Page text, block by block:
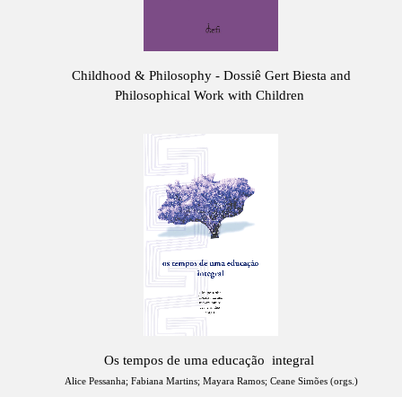
Childhood & Philosophy - Dossiê Gert Biesta and
Philosophical Work with Children
Os tempos de uma educação integral
Alice Pessanha; Fabiana Martins; Mayara Ramos; Ceane Simões (orgs.)